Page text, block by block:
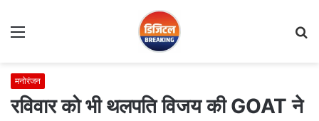
Menu
मनोरंजन
रविवार को भी थलपति विजय की GOAT ने